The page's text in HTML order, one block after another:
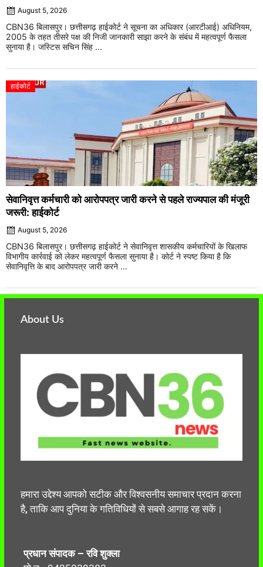
August 5, 2026
CBN36 बिलासपुर। छत्तीसगढ़ हाईकोर्ट ने सूचना का अधिकार (आरटीआई) अधिनियम,
2005 के तहत तीसरे पक्ष की निजी जानकारी साझा करने के संबंध में महत्वपूर्ण फैसला
सुनाया है। जस्टिस सचिन सिंह ...
हाईकोर्ट
सेवानिवृत्त कर्मचारी को आरोपपत्र जारी करने से पहले राज्यपाल की मंजूरी
जरूरी: हाईकोर्ट
August 5, 2026
CBN36 बिलासपुर। छत्तीसगढ़ हाईकोर्ट ने सेवानिवृत्त शासकीय कर्मचारियों के खिलाफ
विभागीय कार्रवाई को लेकर महत्वपूर्ण फैसला सुनाया है। कोर्ट ने स्पष्ट किया है कि
सेवानिवृत्ति के बाद आरोपपत्र जारी करने ...
About Us
हमारा उद्देश्य आपको सटीक और विश्वसनीय समाचार प्रदान करना
है, ताकि आप दुनिया के गतिविधियों से सबसे आगाह रह सकें।
प्रधान संपादक – रवि शुक्ला